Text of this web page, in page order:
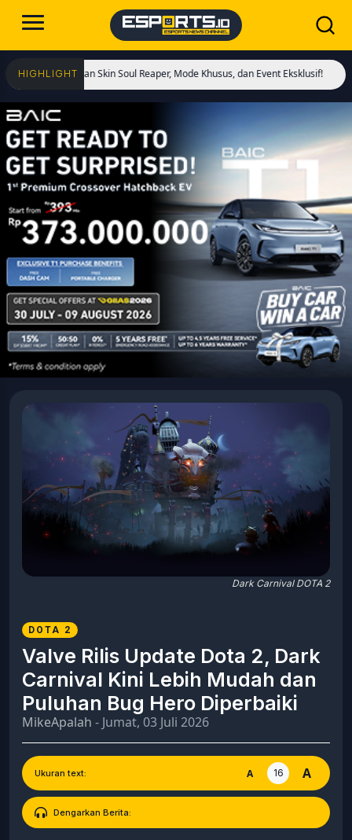
HIGHLIGHT
Skin Soul Reaper, Mode Khusus, dan Event Eksklusif! Cristiano
Dark Carnival DOTA 2
DOTA 2
Valve Rilis Update Dota 2, Dark
Carnival Kini Lebih Mudah dan
Puluhan Bug Hero Diperbaiki
MikeApalah - Jumat, 03 Juli 2026
Ukuran text: A 16 A
Dengarkan Berita: